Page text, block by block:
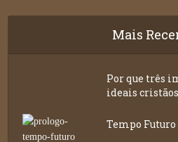
Mais
Por que três
ideais cristãos
Tempo Futuro